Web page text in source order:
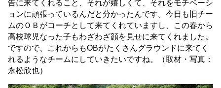
告に来てくれること、それが嬉しくて、それをモチベーシ
ョンに頑張っているんだと分かったんです。今日も旧チー
ムのＯＢがコーチとして来てくれていますし、この春から
高校球児なった子もわざわざ顔を見せに来てくれました。
ですので、これからもOBがたくさんグラウンドに来てく
れるようなチームにしていきたいですね。（取材・写真：
永松欣也）